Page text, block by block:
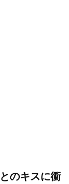
のキスに衝